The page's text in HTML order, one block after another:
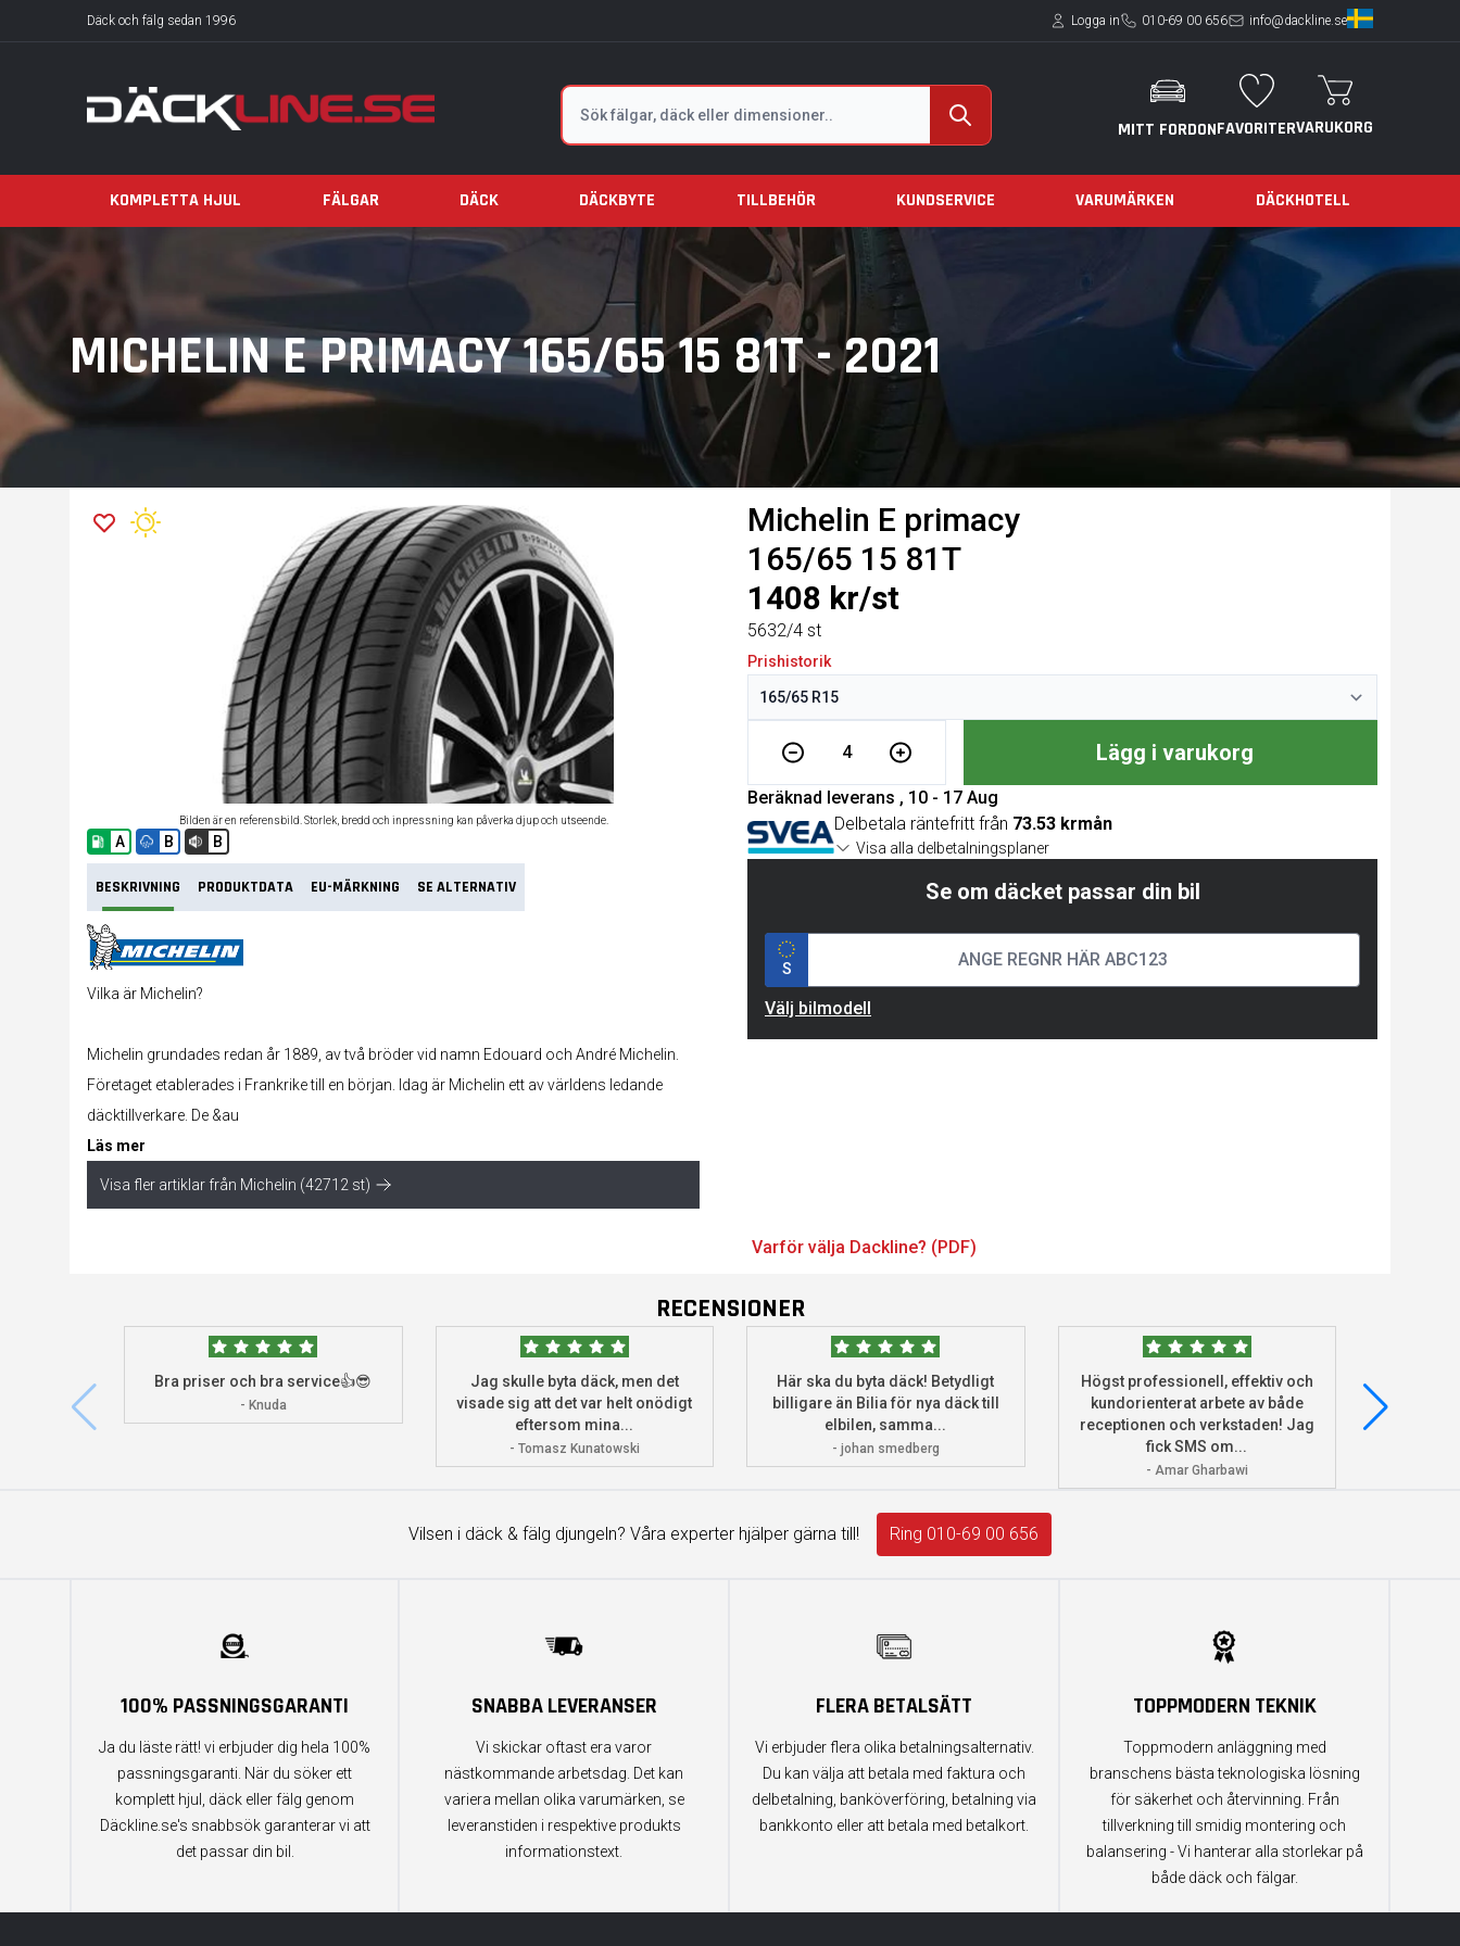
Däck och fälg sedan 1996 Logga in 010-69 00 656 info@dackline.se
Sök
MITT FORDONFAVORITERVARUKORG
KOMPLETTA HJUL FÄLGAR DÄCK DÄCKBYTE TILLBEHÖR KUNDSERVICE VARUMÄRKEN DÄCKHOTELL
MICHELIN E PRIMACY 165/65 15 81T - 2021
Michelin E primacy
165/65 15 81T
1408 kr/st
5632/4 st
Prishistorik
4 Lägg i varukorg
Beräknad leverans , 10 - 17 Aug
Delbetala räntefritt från 73.53 krmån
Visa alla delbetalningsplaner
Se om däcket passar din bil
S
Välj bilmodell
Bilden är en referensbild. Storlek, bredd och inpressning kan påverka djup och utseende.
A B B
BESKRIVNING PRODUKTDATA EU-MÄRKNING SE ALTERNATIV
Vilka är Michelin?
Michelin grundades redan år 1889, av två bröder vid namn Edouard och André Michelin.
Företaget etablerades i Frankrike till en början. Idag är Michelin ett av världens ledande
däcktillverkare. De &au
Läs mer
Visa fler artiklar från Michelin (42712 st)
Varför välja Dackline? (PDF)
RECENSIONER
Bra priser och bra service👍😎
- Knuda
Jag skulle byta däck, men det
visade sig att det var helt onödigt
eftersom mina...
- Tomasz Kunatowski
Här ska du byta däck! Betydligt
billigare än Bilia för nya däck till
elbilen, samma...
- johan smedberg
Högst professionell, effektiv och
kundorienterat arbete av både
receptionen och verkstaden! Jag
fick SMS om...
- Amar Gharbawi
deras
Vilsen i däck & fälg djungeln? Våra experter hjälper gärna till! Ring 010-69 00 656
100% PASSNINGSGARANTI
Ja du läste rätt! vi erbjuder dig hela 100%
passningsgaranti. När du söker ett
komplett hjul, däck eller fälg genom
Däckline.se's snabbsök garanterar vi att
det passar din bil.
SNABBA LEVERANSER
Vi skickar oftast era varor
nästkommande arbetsdag. Det kan
variera mellan olika varumärken, se
leveranstiden i respektive produkts
informationstext.
FLERA BETALSÄTT
Vi erbjuder flera olika betalningsalternativ.
Du kan välja att betala med faktura och
delbetalning, banköverföring, betalning via
bankkonto eller att betala med betalkort.
TOPPMODERN TEKNIK
Toppmodern anläggning med
branschens bästa teknologiska lösning
för säkerhet och återvinning. Från
tillverkning till smidig montering och
balansering - Vi hanterar alla storlekar på
både däck och fälgar.